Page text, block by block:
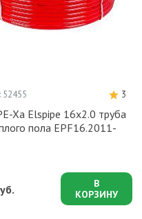
52455 3
Xa Elspipe 16x2.0 труба
пола EPF16.2011-
В
КОРЗИНУ